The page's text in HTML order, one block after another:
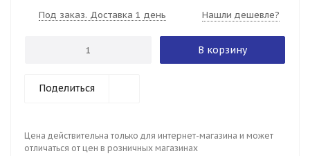
Под заказ. Доставка 1 день Нашли дешевле?
В корзину
Поделиться
Цена действительна только для интернет-магазина и может
отличаться от цен в розничных магазинах